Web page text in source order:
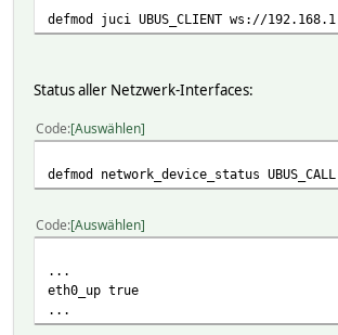
define <name> UBUS_CLIENT <method>
For a HTTP connection, a url of
define <name> UBUS_CLIENT
To use the ubus command line tool
When using the websocket or HTTP
defmod juci UBUS_CLIENT ws://
Status aller Netzwerk-Interfaces:
Code Auswählen
defmod network_device_status
Code Auswählen
...
eth0_up true
...